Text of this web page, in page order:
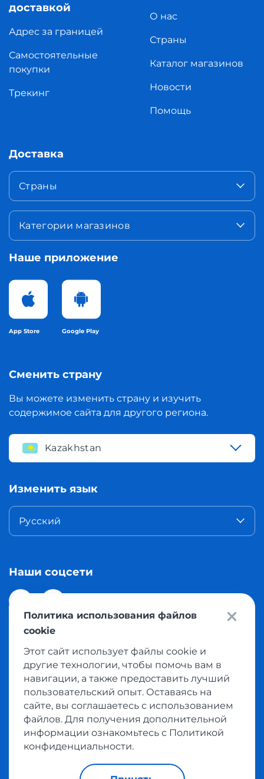
доставкой
Адрес за границей
Самостоятельные
покупки
Трекинг
О нас
Страны
Каталог магазинов
Новости
Помощь
Доставка
Страны
Категории магазинов
Наше приложение
App Store Google Play
Сменить страну
Вы можете изменить страну и изучить
содержимое сайта для другого региона.
Kazakhstan
Изменить язык
Русский
Наши соцсети
© 2026 Meest Shopping доставка покупок с интернет
магазинов мира в Казахстан. Все права защищены
Политика конфиденциальности
Публичная оферта
Условия пользования сервисом выкупа товаров
Политика использования файлов
cookie
Этот сайт использует файлы cookie и
другие технологии, чтобы помочь вам в
навигации, а также предоставить лучший
пользовательский опыт. Оставаясь на
сайте, вы соглашаетесь с использованием
файлов. Для получения дополнительной
информации ознакомьтесь с Политикой
конфиденциальности.